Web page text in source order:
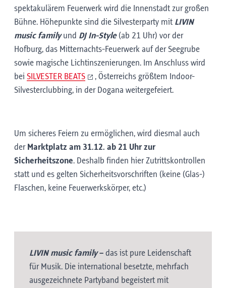
spektakulärem Feuerwerk wird die Innenstadt zur großen
Bühne. Höhepunkte sind die Silvesterparty mit LIVIN
music familyund DJ In-Style (ab 21 Uhr) vor der
Hofburg, das Mitternachts-Feuerwerk auf der Seegrube
sowie magische Lichtinszenierungen. Im Anschluss wird
bei SILVESTER BEATS
, Österreichs größtem Indoor-
Silvesterclubbing, in der Dogana weitergefeiert.
Um sicheres Feiern zu ermöglichen, wird diesmal auch
der Marktplatz am 31.12. ab 21 Uhr zur
Sicherheitszone. Deshalb finden hier Zutrittskontrollen
statt und es gelten Sicherheitsvorschriften (keine (Glas-)
Flaschen, keine Feuerwerkskörper, etc.)
LIVIN music family– das ist pure Leidenschaft
für Musik. Die international besetzte, mehrfach
ausgezeichnete Partyband begeistert mit